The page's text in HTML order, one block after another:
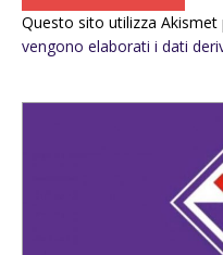
Questo sito utilizza Akismet
vengono elaborati i dati